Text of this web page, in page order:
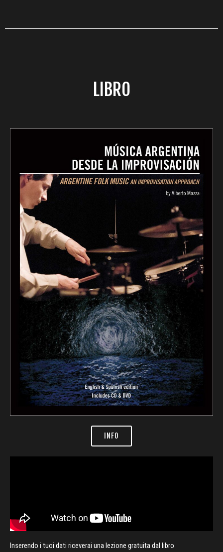
LIBRO
INFO
Inserendo i tuoi dati riceverai una lezione gratuita dal libro